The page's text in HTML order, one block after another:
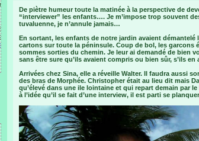
De piètre humeur toute la matinée à la perspective de
“interviewer” les enfants…. Je m’impose trop souvent
tuvaluenne, je n’annule jamais…
En sortant, les enfants de notre jardin avaient
cartons sur toute la péninsule. Coup de bol, les garcons
sommes sorties du chemin. Je leur ai demandé de bien
sans être sure qu’ils avaient compris ou bien sûr, s’ils
Arrivées chez Sina, elle a réveille Walter. Il faudra aussi
des bras de Morphée. Christopher était au lieu dit mais
qu’élevé dans une ile lointaine et qui repart demain par
à l’idée qu’il se fait d’une interview, il est parti se